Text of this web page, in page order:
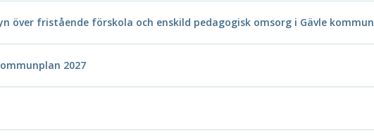
över fristående förskola och enskild pedagogisk omsorg i Gävle kommun
2027